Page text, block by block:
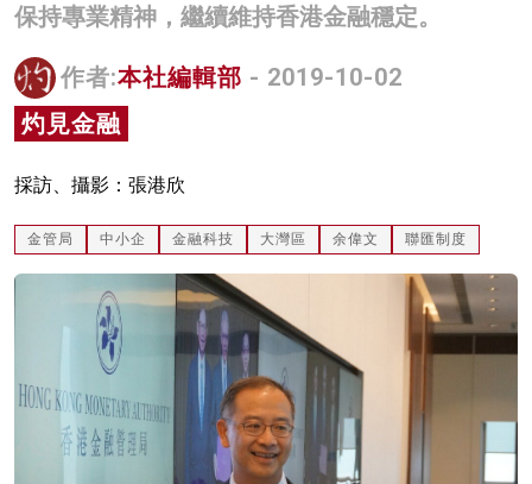
名家榜
灼見活動
關於我們
保持專業精神，繼續維持香港金融穩定。
作者:本社編輯部 - 2019-10-02
灼見金融
採訪、攝影：張港欣
金管局 中小企 金融科技 大灣區 余偉文 聯匯制度